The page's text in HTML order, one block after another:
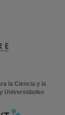
la Ciencia y la
Universidades